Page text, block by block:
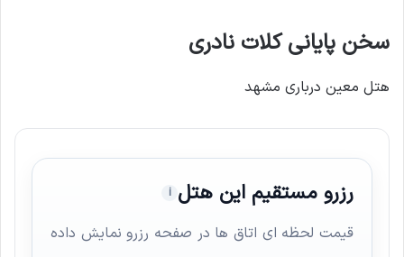
سخن پایانی کلات نادری
هتل معین درباری مشهد
رزرو مستقیم این هتل i
قیمت لحظه ای اتاق ها در صفحه رزرو نمایش داده